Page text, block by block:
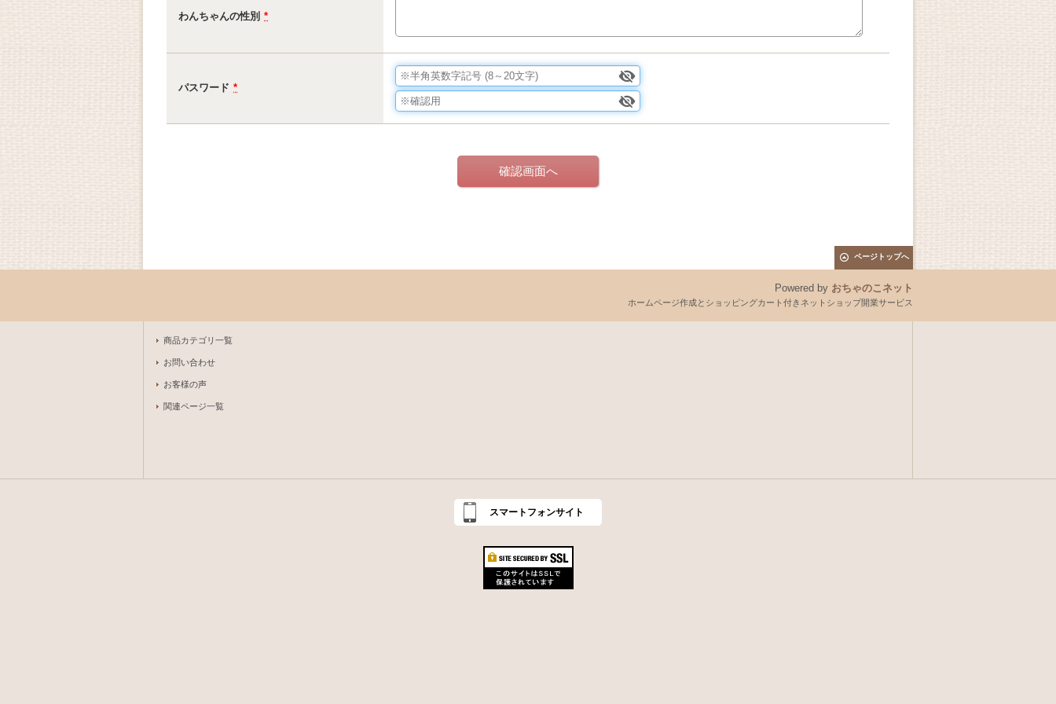
わんちゃんの性別 *
パスワード *
ページトップへ
Powered by おちゃのこネット
ホームページ作成とショッピングカート付きネットショップ開業サービス
商品カテゴリ一覧
お問い合わせ
お客様の声
関連ページ一覧
スマートフォンサイト